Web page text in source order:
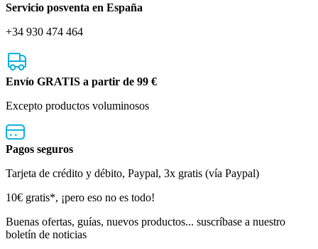
Servicio posventa en España
+34 930 474 464
Envío GRATIS a partir de 99 €
Excepto productos voluminosos
Pagos seguros
Tarjeta de crédito y débito, Paypal, 3x gratis (vía Paypal)
Boletín
de
noticias
10€ gratis*, ¡pero eso no es todo!
Buenas ofertas, guías, nuevos productos... suscríbase a nuestro
boletín de noticias